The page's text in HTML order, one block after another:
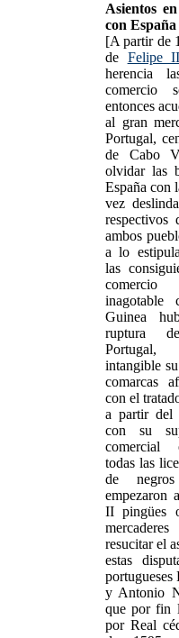
Asientos
con
[A partir de
de Felipe II
herencia
comercio
entonces
al gran
Portugal,
de Cabo
olvidar las
España con
vez
respectivos
ambos
a lo
las
inagotable
Guinea
ruptura
Portugal,
intangible
comarcas
con el
a partir del
con su
comercial
todas las
de
empezaron
II pingües
resucitar el
estas
portugueses
y Antonio
que por fin
por Real